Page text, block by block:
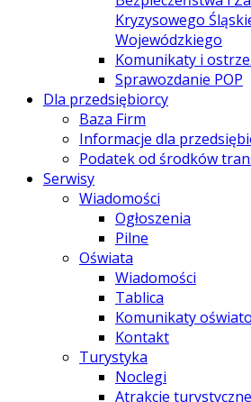
Kryzysowego
Wojewódzkiego
Komunikaty i
Sprawozdanie POP
Dla przedsiębiorcy
Baza Firm
Informacje dla
Podatek od środków
Serwisy
Wiadomości
Ogłoszenia
Pilne
Oświata
Wiadomości
Tablica
Komunikaty
Kontakt
Turystyka
Noclegi
Atrakcje turystyczne